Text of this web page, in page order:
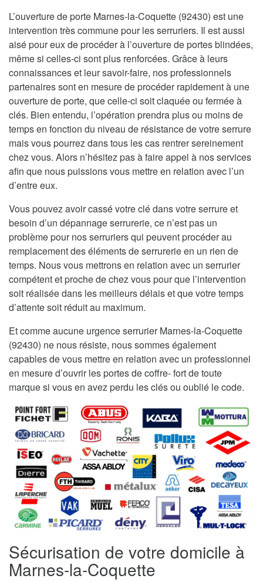
L’ouverture de porte Marnes-la-Coquette (92430) est une
intervention très commune pour les serruriers. Il est aussi
aisé pour eux de procéder à l’ouverture de portes blindées,
même si celles-ci sont plus renforcées. Grâce à leurs
connaissances et leur savoir-faire, nos professionnels
partenaires sont en mesure de procéder rapidement à une
ouverture de porte, que celle-ci soit claquée ou fermée à
clés. Bien entendu, l’opération prendra plus ou moins de
temps en fonction du niveau de résistance de votre serrure
mais vous pourrez dans tous les cas rentrer sereinement
chez vous. Alors n’hésitez pas à faire appel à nos services
afin que nous puissions vous mettre en relation avec l’un
d’entre eux.
Vous pouvez avoir cassé votre clé dans votre serrure et
besoin d’un dépannage serrurerie, ce n’est pas un
problème pour nos serruriers qui peuvent procéder au
remplacement des éléments de serrurerie en un rien de
temps. Nous vous mettrons en relation avec un serrurier
compétent et proche de chez vous pour que l’intervention
soit réalisée dans les meilleurs délais et que votre temps
d’attente soit réduit au maximum.
Et comme aucune urgence serrurier Marnes-la-Coquette
(92430) ne nous résiste, nous sommes également
capables de vous mettre en relation avec un professionnel
en mesure d’ouvrir les portes de coffre- fort de toute
marque si vous en avez perdu les clés ou oublié le code.
Sécurisation de votre domicile à
Marnes-la-Coquette